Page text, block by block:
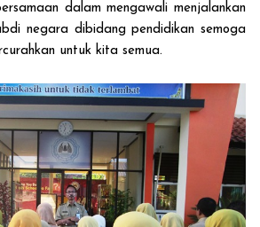
dalam mengawali menjalankan
negara dibidang pendidikan semoga
untuk kita semua.